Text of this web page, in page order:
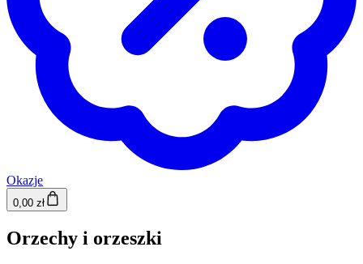
Okazje
0,00 zł
Orzechy i orzeszki